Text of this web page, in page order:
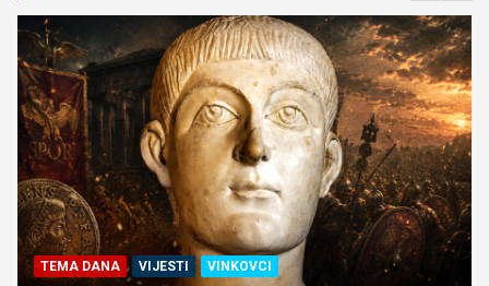
TEMA DANA VIJESTI VINKOVCI